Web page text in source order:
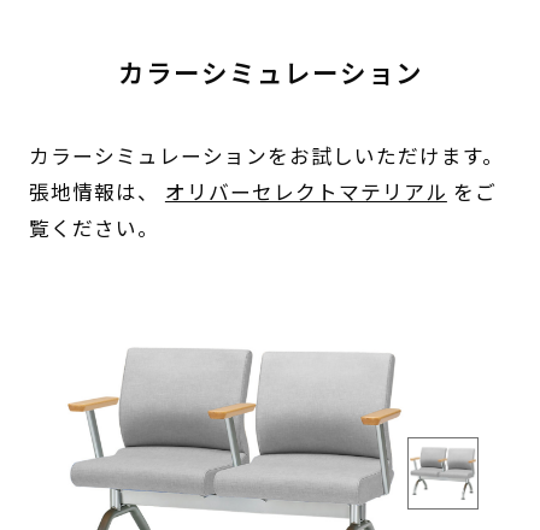
カラーシミュレーション
カラーシミュレーションをお試しいただけます。
張地情報は、 オリバーセレクトマテリアル をご
覧ください。